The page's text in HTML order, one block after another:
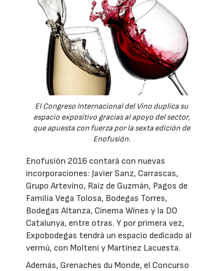
El Congreso Internacional del Vino duplica su
espacio expositivo gracias al apoyo del sector,
que apuesta con fuerza por la sexta edición de
Enofusión.
Enofusión 2016 contará con nuevas
incorporaciones: Javier Sanz, Carrascas,
Grupo Artevino, Raíz de Guzmán, Pagos de
Familia Vega Tolosa, Bodegas Torres,
Bodegas Altanza, Cinema Wines y la DO
Catalunya, entre otras. Y por primera vez,
Expobodegas tendrá un espacio dedicado al
vermú, con Molteni y Martínez Lacuesta.
Además, Grenaches du Monde, el Concurso